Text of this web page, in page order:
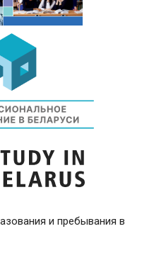
и пребывания в